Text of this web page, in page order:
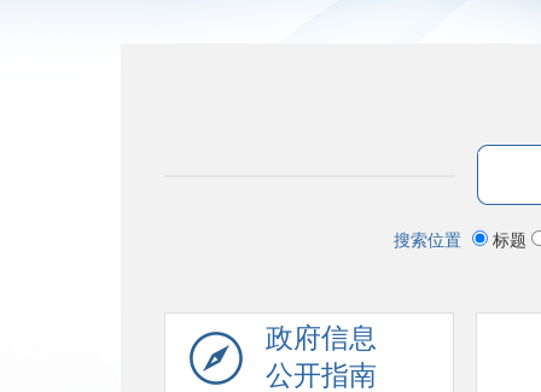
搜索位置 标题
政府信息
公开指南